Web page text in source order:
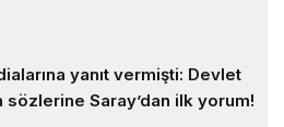
yanıt vermişti: Devlet
sözlerine Saray’dan ilk yorum!